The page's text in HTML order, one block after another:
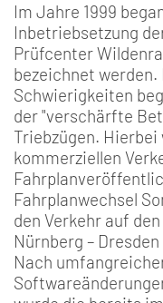
Im Jahre 1999
Inbetriebsetzung
Prüfcenter
bezeichnet
Schwierigkeiten
der "verschärfte
Triebzügen.
kommerziellen
Fahrplanwechsel
den Verkehr auf
Nürnberg –
Nach